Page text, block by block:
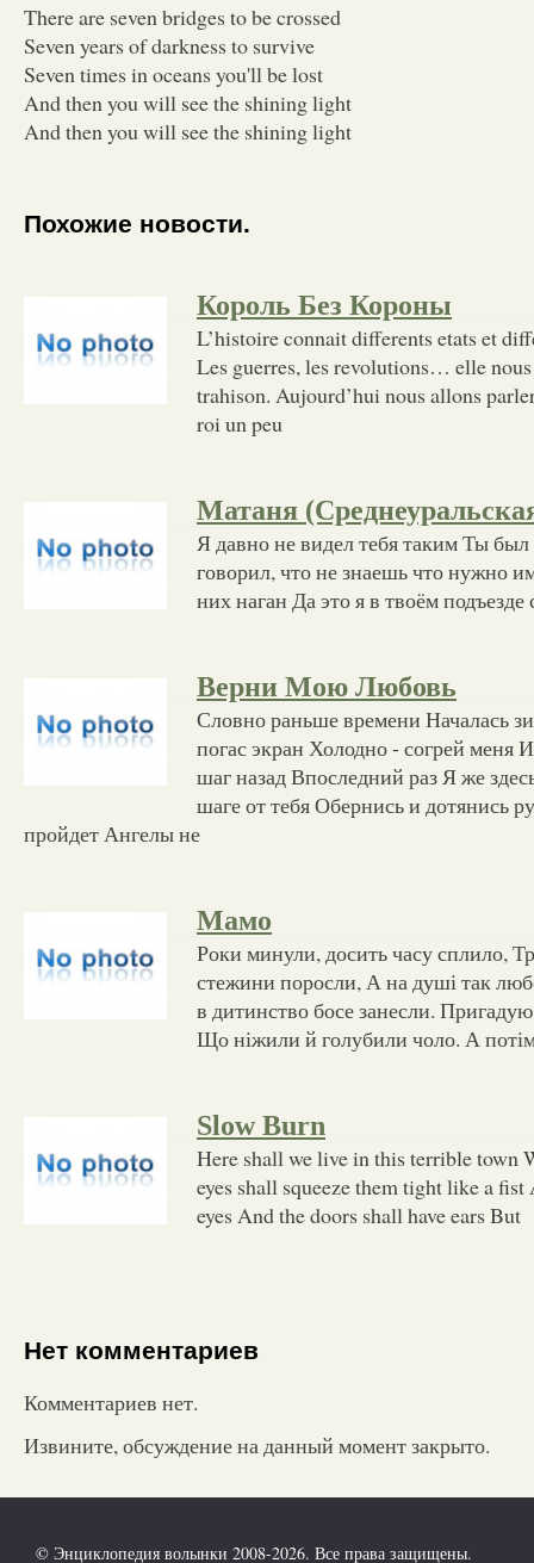
There are seven bridges to be crossed
Seven years of darkness to survive
Seven times in oceans you'll be lost
And then you will see the shining light
And then you will see the shining light
Похожие новости.
Король Без Короны
L’histoire connait differents etats et
Les guerres, les revolutions… elle
trahison. Aujourd’hui nous allons
roi un peu
Матаня
Я давно не видел тебя таким Ты
говорил, что не знаешь что нужно
них наган Да это я в твоём подъезде
Верни Мою Любовь
Словно раньше времени Началась
погас экран Холодно - согрей меня
шаг назад Впоследний раз Я же
шаге от тебя Обернись и дотянись
пройдет Ангелы не
Мамо
Роки минули, досить часу сплило,
стежини поросли, А на душі так
в дитинство босе занесли. Пригадую
Що ніжили й голубили чоло. А
Slow Burn
Here shall we live in this terrible town
eyes shall squeeze them tight like a
eyes And the doors shall have ears But
Нет комментариев
Комментариев нет.
Извините, обсуждение на данный момент закрыто.
© Энциклопедия волынки 2008-2026. Все права защищены.